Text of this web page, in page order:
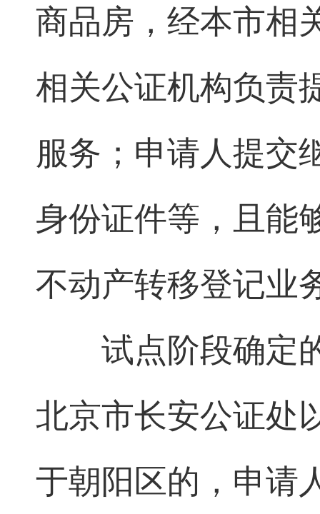
商品房，经本市相
相关公证机构负责
服务；申请人提交
身份证件等，且能
不动产转移登记业
试点阶段确定
北京市长安公证处
于朝阳区的，申请